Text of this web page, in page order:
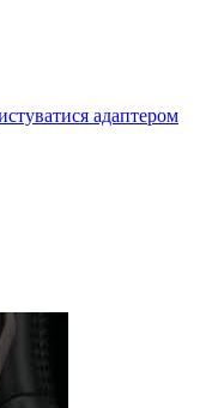
адаптером